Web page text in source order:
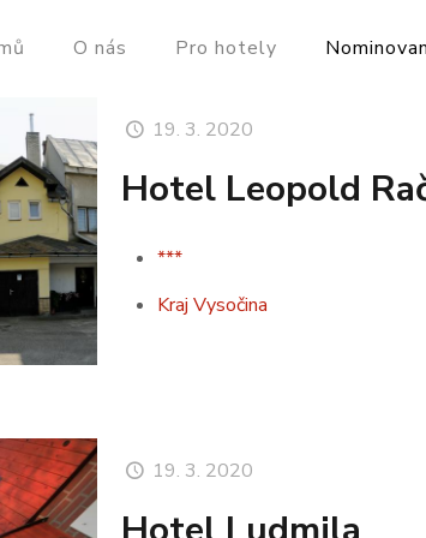
O nás Pro hotely
19. 3. 2020
Hotel Leopold
***
Kraj Vysočina
19. 3. 2020